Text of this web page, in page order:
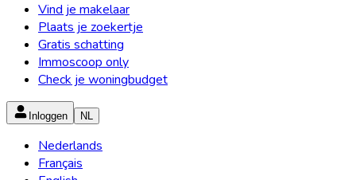
Vind je makelaar
Plaats je zoekertje
Gratis schatting
Immoscoop only
Check je woningbudget
Inloggen NL
Nederlands
Français